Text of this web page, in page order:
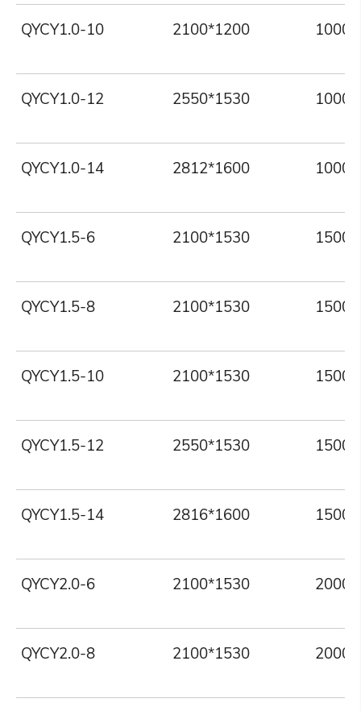
QYCY1.0-10 2100*1200 1000
QYCY1.0-12 2550*1530 1000
QYCY1.0-14 2812*1600 1000
QYCY1.5-6 2100*1530 1500
QYCY1.5-8 2100*1530 1500
QYCY1.5-10 2100*1530 1500
QYCY1.5-12 2550*1530 1500
QYCY1.5-14 2816*1600 1500
QYCY2.0-6 2100*1530 2000
QYCY2.0-8 2100*1530 2000